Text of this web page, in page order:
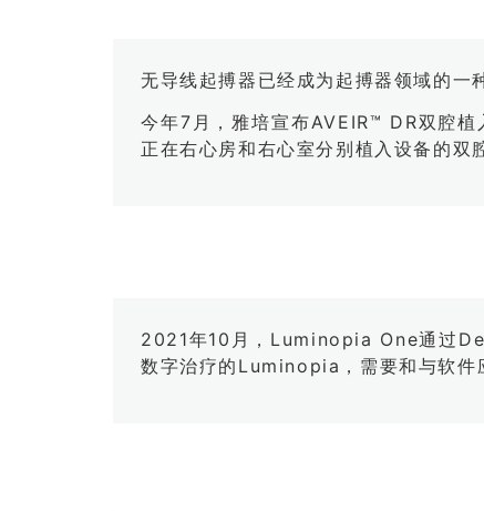
无导线起搏器已经成为起搏器领域的一
今年7月，雅培宣布AVEIR™ DR双腔
正在右心房和右心室分别植入设备的双
2021年10月，Luminopia One通过
数字治疗的Luminopia，需要和与软件